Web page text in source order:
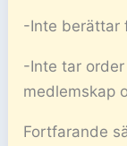
-Inte berättar
-Inte tar order
medlemskap
Fortfarande